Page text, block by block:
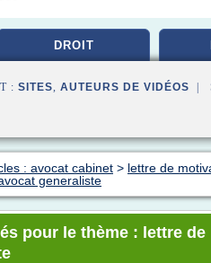
DROIT
: SITES, AUTEURS DE VIDÉOS |
: avocat cabinet > lettre de
generaliste
pour le thème : lettre